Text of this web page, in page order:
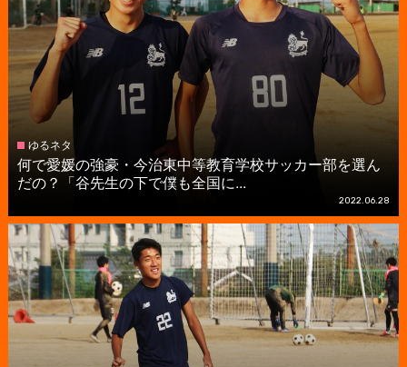
ゆるネタ
何で愛媛の強豪・今治東中等教育学校サッカー部を選ん
だの？「谷先生の下で僕も全国に...
2022.06.28